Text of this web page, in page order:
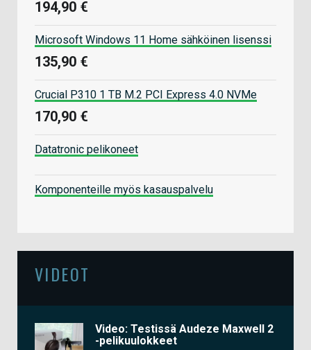
194,90 €
Microsoft Windows 11 Home sähköinen lisenssi
135,90 €
Crucial P310 1 TB M.2 PCI Express 4.0 NVMe
170,90 €
Datatronic pelikoneet
Komponenteille myös kasauspalvelu
VIDEOT
Video: Testissä Audeze Maxwell 2
-pelikuulokkeet